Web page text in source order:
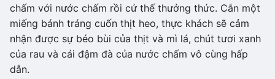
chấm với nước chấm rồi cứ thế thưởng thức. Cắn một
miếng bánh tráng cuốn thịt heo, thực khách sẽ cảm
nhận được sự béo bùi của thịt và mì lá, chút tươi xanh
của rau và cái đậm đà của nước chấm vô cùng hấp
dẫn.